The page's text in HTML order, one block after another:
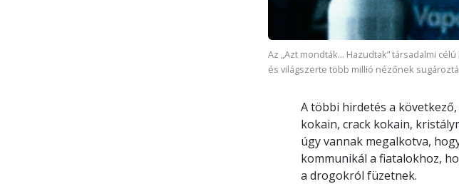
Az „Azt mondták... Hazudtak” társadalmi
és világszerte több millió nézőnek
A többi hirdetés a
kokain, crack kokain,
úgy vannak megalkotva,
kommunikál a fiatalokhoz,
a drogokról füzetnek.